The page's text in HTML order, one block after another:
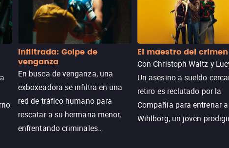
Infiltrada: Golpe de
venganza
En busca de venganza, una
exboxeadora se infiltra en una
red de tráfico humano para
rescatar a su hermana menor,
enfrentando criminales
El maestro del crimen
Con Christoph Waltz y
Un asesino a sueldo
retiro es reclutado por la
Compañía para entrenar a
Wihlborg, un joven